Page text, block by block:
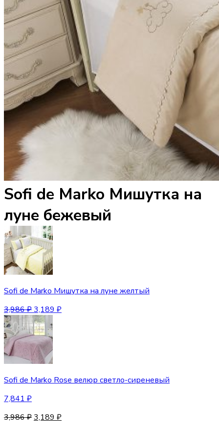
Sofi de Marko Мишутка на
луне бежевый
Sofi de Marko Мишутка на луне желтый
3,986₽3,189 ₽
Sofi de Marko Rose велюр светло-сиреневый
7,841 ₽
3,986₽3,189 ₽